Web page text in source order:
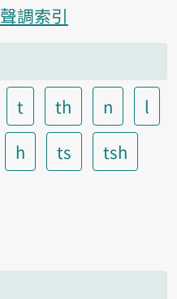
聲調索引
t th n
l
h ts
tsh